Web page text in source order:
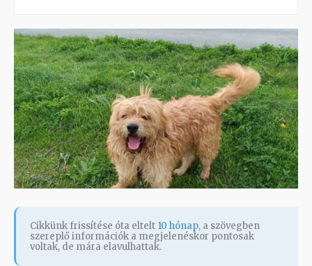
Cikkünk frissítése óta eltelt 10 hónap, a szövegben
szereplő információk a megjelenéskor pontosak
voltak, de mára elavulhattak.